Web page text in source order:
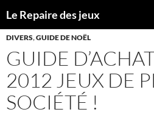
Le Repaire des jeux
AU
CONTENU
DIVERS,GUIDE DE NOËL
GUIDE
2012 JEUX DE
SOCIÉTÉ !